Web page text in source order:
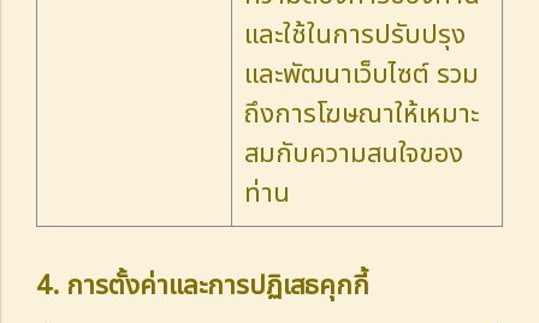
และใช้ในการปรับปรุง
และพัฒนาเว็บไซต์ รวม
ถึงการโฆษณาให้เหมาะ
สมกับความสนใจของ
ท่าน
4. การตั้งค่าและการปฏิเสธคุกกี้